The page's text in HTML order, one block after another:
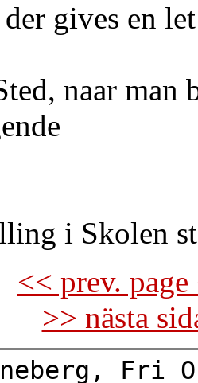
gives en
naar man
i Skolen
<< prev.
>> nästa
Fri